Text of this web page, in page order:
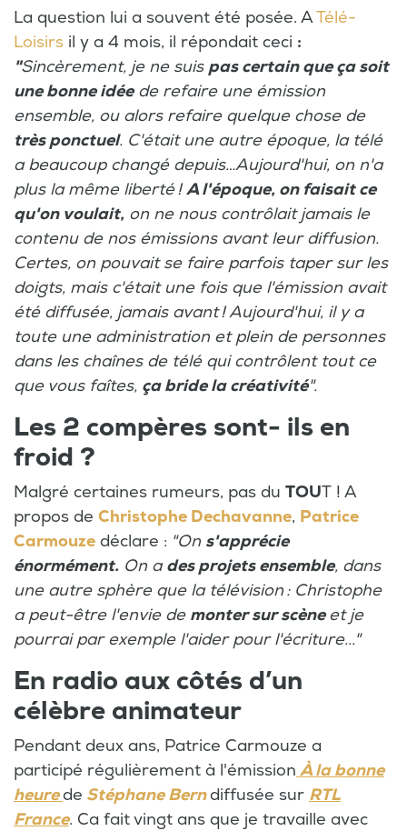
La question lui a souvent été posée. ATélé-
Loisirs il y a 4 mois, il répondait ceci :
"Sincèrement, je ne suis pas certain que ça soit
une bonne idéede refaire une émission
ensemble, ou alors refaire quelque chose de
très ponctuel. C'était une autre époque, la télé
a beaucoup changé depuis…Aujourd'hui, on n'a
plus la même liberté !A l'époque, on faisait ce
qu'on voulait, on ne nous contrôlait jamais le
contenu de nos émissions avant leur diffusion.
Certes, on pouvait se faire parfois taper sur les
doigts, mais c'était une fois que l'émission avait
été diffusée, jamais avant ! Aujourd'hui, il y a
toute une administration et plein de personnes
dans les chaînes de télé qui contrôlent tout ce
que vous faîtes, ça bride la créativité".
Les 2 compères sont- ils en
froid ?
Malgré certaines rumeurs, pas du TOUT ! A
propos de Christophe Dechavanne, Patrice
Carmouze déclare : "On s'apprécie
énormément. On ades projets ensemble, dans
une autre sphère que la télévision : Christophe
a peut-être l'envie de monter sur scèneet je
pourrai par exemple l'aider pour l'écriture..."
En radio aux côtés d’un
célèbre animateur
Pendant deux ans, Patrice Carmouze a
participé régulièrement à l'émission À la bonne
heurede Stéphane Berndiffusée sur RTL
France. Ca fait vingt ans que je travaille avec